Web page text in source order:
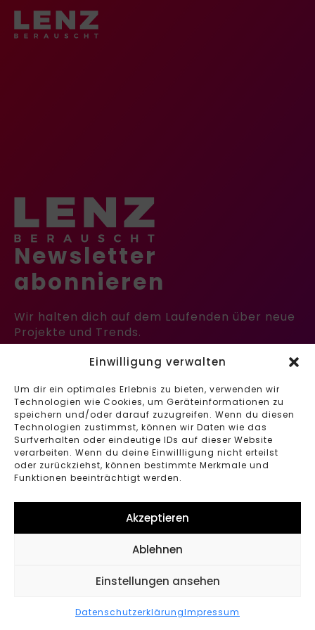
Einwilligung verwalten
Um dir ein optimales Erlebnis zu bieten, verwenden wir
Technologien wie Cookies, um Geräteinformationen zu
speichern und/oder darauf zuzugreifen. Wenn du diesen
Technologien zustimmst, können wir Daten wie das
Surfverhalten oder eindeutige IDs auf dieser Website
verarbeiten. Wenn du deine Einwillligung nicht erteilst
oder zurückziehst, können bestimmte Merkmale und
Funktionen beeinträchtigt werden.
Akzeptieren
Ablehnen
Einstellungen ansehen
DatenschutzerklärungImpressum
Newsletter
abonnieren
Wir halten dich auf dem Laufenden über neue
Projekte und Trends.
IMPRESSUM
DATENSCHUTZERKLÄRUNG